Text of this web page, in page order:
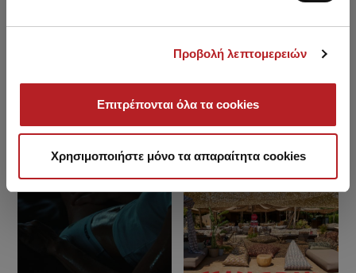
Προβολή λεπτομερειών
Επιτρέπονται όλα τα cookies
Χρησιμοποιήστε μόνο τα απαραίτητα cookies
Minerva Blog